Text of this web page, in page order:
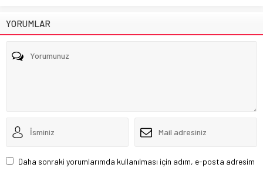
YORUMLAR
Daha sonraki yorumlarımda kullanılması için adım, e-posta adresim